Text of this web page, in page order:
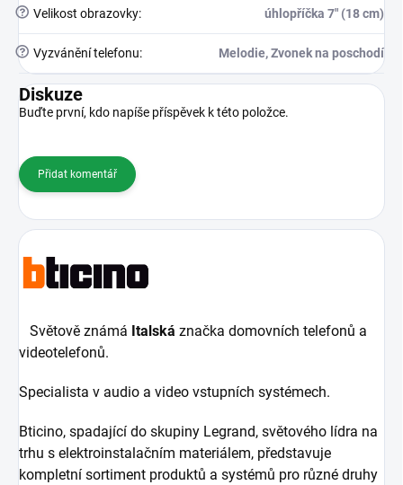
? Velikost obrazovky: úhlopříčka 7" (18 cm)
? Vyzvánění telefonu: Melodie, Zvonek na poschodí
Diskuze
Buďte první, kdo napíše příspěvek k této položce.
Přidat komentář
Světově známá Italská značka domovních telefonů a
videotelefonů.
Specialista v audio a video vstupních systémech.
Bticino, spadající do skupiny Legrand, světového lídra na
trhu s elektroinstalačním materiálem, představuje
kompletní sortiment produktů a systémů pro různé druhy